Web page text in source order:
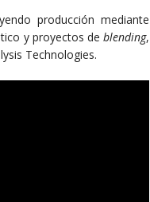
producción mediante
y proyectos de blending,
Technologies.